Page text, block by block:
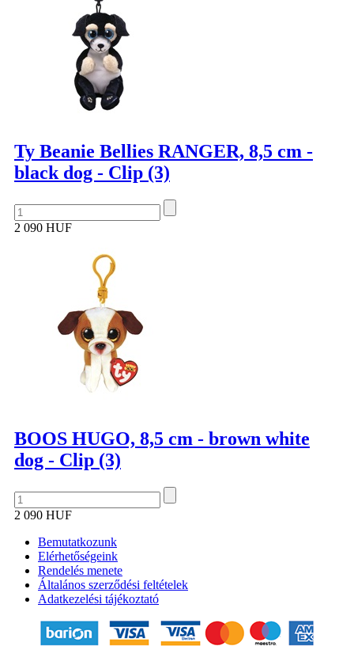
Ty Beanie Bellies RANGER, 8,5 cm -
black dog - Clip (3)
2 090 HUF
BOOS HUGO, 8,5 cm - brown white
dog - Clip (3)
2 090 HUF
Bemutatkozunk
Elérhetőségeink
Rendelés menete
Általános szerződési feltételek
Adatkezelési tájékoztató